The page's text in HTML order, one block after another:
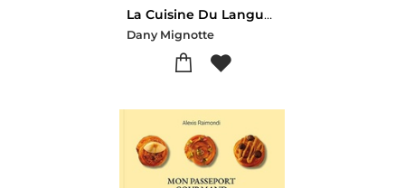
La Cuisine Du Languedoc-roussillon
Dany Mignotte